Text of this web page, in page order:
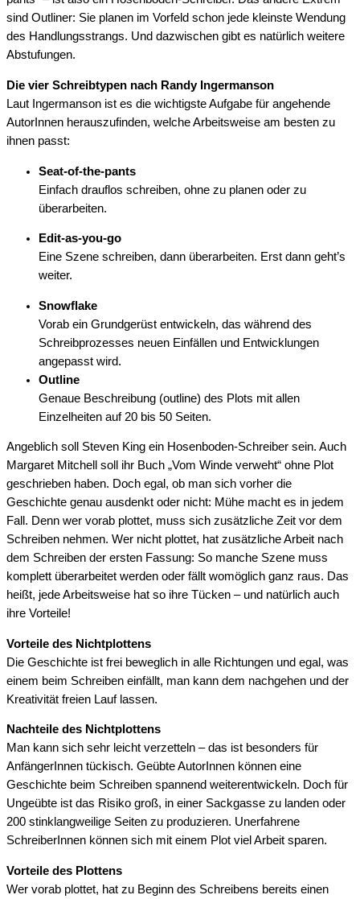
sind Outliner: Sie planen im Vorfeld schon jede kleinste Wendung
des Handlungsstrangs. Und dazwischen gibt es natürlich weitere
Abstufungen.
Die vier Schreibtypen nach Randy Ingermanson
Laut Ingermanson ist es die wichtigste Aufgabe für angehende
AutorInnen herauszufinden, welche Arbeitsweise am besten zu
ihnen passt:
Seat-of-the-pants
Einfach drauflos schreiben, ohne zu planen oder zu
überarbeiten.
Edit-as-you-go
Eine Szene schreiben, dann überarbeiten. Erst dann geht’s
weiter.
Snowflake
Vorab ein Grundgerüst entwickeln, das während des
Schreibprozesses neuen Einfällen und Entwicklungen
angepasst wird.
Outline
Genaue Beschreibung (outline) des Plots mit allen
Einzelheiten auf 20 bis 50 Seiten.
Angeblich soll Steven King ein Hosenboden-Schreiber sein. Auch
Margaret Mitchell soll ihr Buch „Vom Winde verweht“ ohne Plot
geschrieben haben. Doch egal, ob man sich vorher die
Geschichte genau ausdenkt oder nicht: Mühe macht es in jedem
Fall. Denn wer vorab plottet, muss sich zusätzliche Zeit vor dem
Schreiben nehmen. Wer nicht plottet, hat zusätzliche Arbeit nach
dem Schreiben der ersten Fassung: So manche Szene muss
komplett überarbeitet werden oder fällt womöglich ganz raus. Das
heißt, jede Arbeitsweise hat so ihre Tücken – und natürlich auch
ihre Vorteile!
Vorteile des Nichtplottens
Die Geschichte ist frei beweglich in alle Richtungen und egal, was
einem beim Schreiben einfällt, man kann dem nachgehen und der
Kreativität freien Lauf lassen.
Nachteile des Nichtplottens
Man kann sich sehr leicht verzetteln – das ist besonders für
AnfängerInnen tückisch. Geübte AutorInnen können eine
Geschichte beim Schreiben spannend weiterentwickeln. Doch für
Ungeübte ist das Risiko groß, in einer Sackgasse zu landen oder
200 stinklangweilige Seiten zu produzieren. Unerfahrene
SchreiberInnen können sich mit einem Plot viel Arbeit sparen.
Vorteile des Plottens
Wer vorab plottet, hat zu Beginn des Schreibens bereits einen